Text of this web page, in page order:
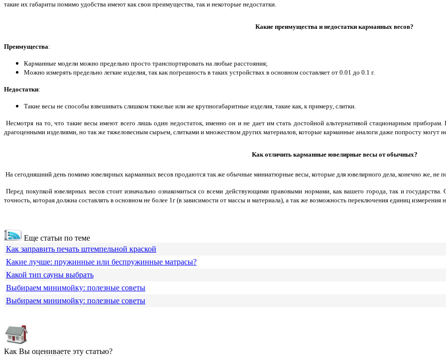
такие их габариты помимо удобства имеют как свои преимущества, так и некоторые недостатки.
Какие преимущества и недостатки карманных весов?
Преимущества:
Карманные модели можно предельно просто транспортировать на любые расстояния;
Можно измерять предельно легкие изделия, так как погрешность в таких устройствах в основном составляет от 0.01 до 0.1 г.
Недостатки:
Такие весы не способы взвешивать слишком тяжелые или же крупногабаритные изделия, такие как, к примеру, слитки.
Несмотря на то, что такие весы имеют всего лишь один недостаток, именно он и не дает им стать достойной альтернативой стационарным
драгоценными изделиями, но так же тяжеловесным сырьем, слитками и множеством других материалов, которые карманные аналоги даже попросту могут
Как отличить карманные ювелирные весы от обычных?
На сегодняшний день помимо ювелирных карманных весов продаются так же обычные миниатюрные весы, которые для ювелирного дела, конечно же, не
Перед покупкой ювелирных весов стоит изначально ознакомиться со всеми действующими правовыми нормами, как вашего города, так и
точность, которая должна составлять в основном не более 1г (в зависимости от массы и материала), а так же возможность переключения единиц измерения
Еще статьи по теме
Как заправить печать штемпельной краской
Какие лучше: пружинные или беспружинные матрасы?
Какой тип сауны выбрать
Выбираем минимойку: полезные советы
Выбираем минимойку: полезные советы
Как Вы оцениваете эту статью?